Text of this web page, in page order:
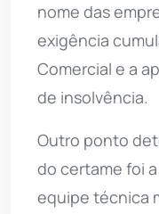
nome das
exigência
Comercial e a
de insolvência.
Outro ponto
do certame foi
equipe técnica